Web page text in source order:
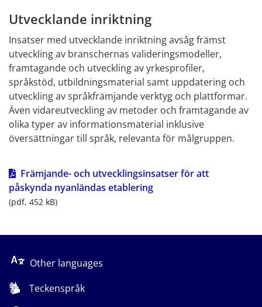
Utvecklande inriktning
Insatser med utvecklande inriktning avsåg främst
utveckling av branschernas valideringsmodeller,
framtagande och utveckling av yrkesprofiler,
språkstöd, utbildningsmaterial samt uppdatering och
utveckling av språkfrämjande verktyg och plattformar.
Även vidareutveckling av metoder och framtagande av
olika typer av informationsmaterial inklusive
översättningar till språk, relevanta för målgruppen.
Främjande- och utvecklingsinsatser för att
påskynda nyanländas etableringpdf, 452 kB.
(pdf, 452 kB)
Other languages
Teckenspråk